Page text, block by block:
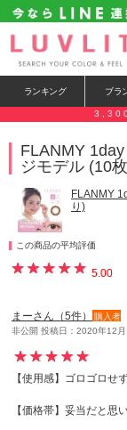
ランキング ブラ
3,300
FLANMY
ジモデル (10
FLANMY
り)
この商品の平均評価
5.00
まーさん（5件）
購入者
非公開 投稿日：2020年12月
【使用感】ゴロゴロせ
【価格帯】妥当だと思